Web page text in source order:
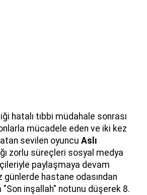
hatalı tıbbi müdahale sonrası
mücadele eden ve iki kez
sevilen oyuncu Aslı
zorlu süreçleri sosyal medya
paylaşmaya devam
günlerde hastane odasından
"Son inşallah" notunu düşerek 8.